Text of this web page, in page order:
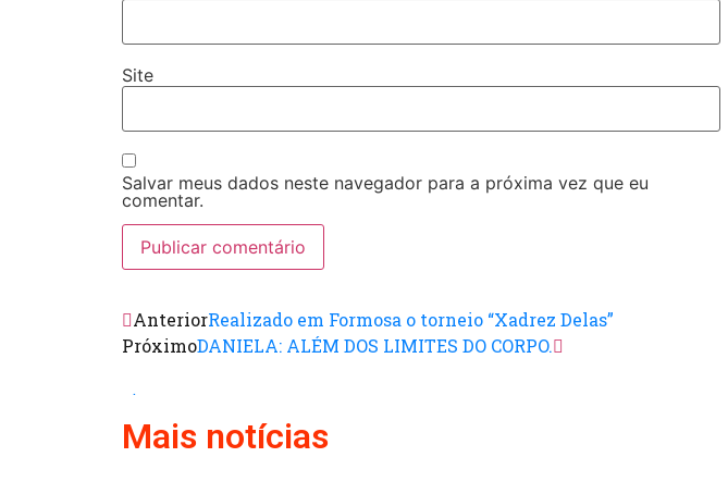
Site
Salvar meus dados neste navegador para a próxima vez que eu
comentar.
AnteriorRealizado em Formosa o torneio “Xadrez Delas”
PróximoDANIELA: ALÉM DOS LIMITES DO CORPO.
.
Mais notícias